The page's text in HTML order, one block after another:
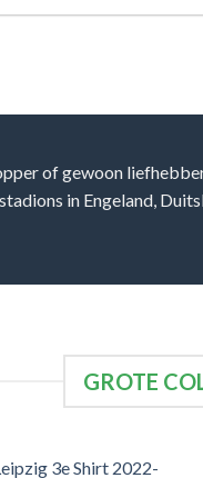
of gewoon
in Engeland,
GROTE
3e Shirt 2022-